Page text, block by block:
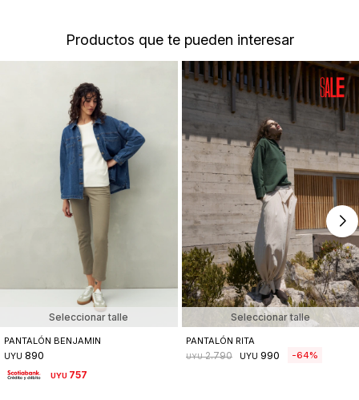
Productos que te pueden interesar
Seleccionar talle
PANTALÓN BENJAMIN
UYU 890
UYU 757
Seleccionar talle
PANTALÓN RITA
UYU 2.790 UYU 990 64